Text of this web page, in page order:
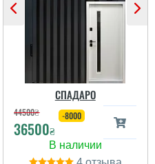
хороші замки і метал,
гарно утеплені, дякую за
допомогу у виборі
дверей, все дуже
СПАДАРО
44500₴
36500₴
-8000